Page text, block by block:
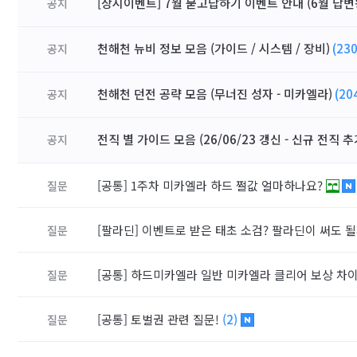
공지 천해천 뉴비 정보 모음 (가이드 / 시스템 / 장비)
공지 천해천 던전 공략 모음 (무너진 성자 - 미카엘라)
공지 전직 별 가이드 모음 (26/06/23 갱신 - 신규 전직 추
질문 [공통] 1주차 미카엘라 하드 쩔값 얼마하나요?
질문 [팔라딘] 이벤트로 받은 태초 소검? 팔라딘이 써도
질문 [공통] 하드미카엘라 일반 미카엘라 클리어 보상 차
질문 [공통] 토벌권 관련 질문! (2)